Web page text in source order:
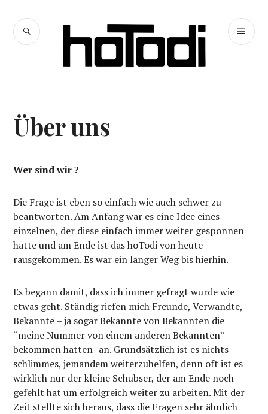
Inhalt
springen
hoTodi
SUCHE
Über uns
Wer sind wir ?
Die Frage ist eben so einfach wie auch schwer zu
beantworten. Am Anfang war es eine Idee eines
einzelnen, der diese einfach immer weiter gesponnen
hatte und am Ende ist das hoTodi von heute
rausgekommen. Es war ein langer Weg bis hierhin.
Es begann damit, dass ich immer gefragt wurde wie
etwas geht. Ständig riefen mich Freunde, Verwandte,
Bekannte – ja sogar Bekannte von Bekannten die
“meine Nummer von einem anderen Bekannten”
bekommen hatten- an. Grundsätzlich ist es nichts
schlimmes, jemandem weiterzuhelfen, denn oft ist es
wirklich nur der kleine Schubser, der am Ende noch
gefehlt hat um erfolgreich weiter zu arbeiten. Mit der
Zeit stellte sich heraus, dass die Fragen sehr ähnlich